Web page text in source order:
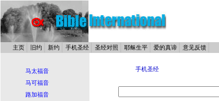
主页 旧约 新约 手机圣经 圣经对照 耶稣生平 爱的真谛 意见反馈
马太福音
马可福音
路加福音
手机圣经